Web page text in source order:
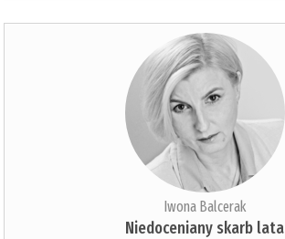
Iwona Balcerak
Niedoceniany skarb lata